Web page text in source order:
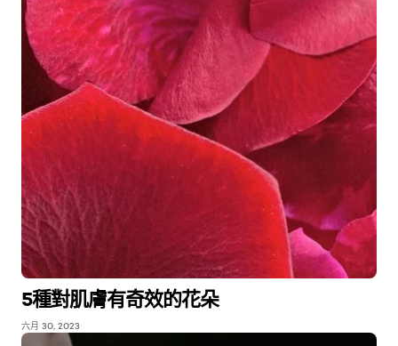
5種對肌膚有奇效的花朵
六月 30, 2023